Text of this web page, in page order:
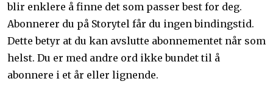
blir enklere å finne det som passer best for deg.
Abonnerer du på Storytel får du ingen bindingstid.
Dette betyr at du kan avslutte abonnementet når som
helst. Du er med andre ord ikke bundet til å
abonnere i et år eller lignende.